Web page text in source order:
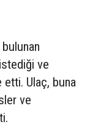
ve
etti. Ulaç, buna
ve